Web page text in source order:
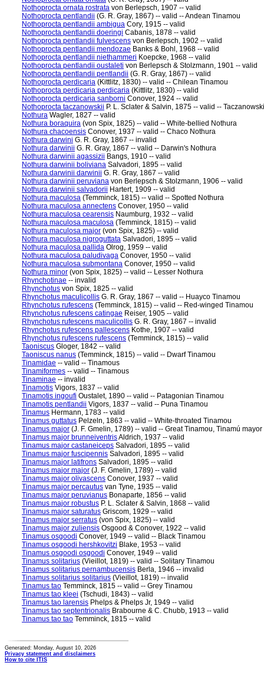
Nothoprocta ornata rostrata von Berlepsch, 1907 -- valid
Nothoprocta pentlandii (G. R. Gray, 1867) -- valid -- Andean Tinamou
Nothoprocta pentlandii ambigua Cory, 1915 -- valid
Nothoprocta pentlandii doeringi Cabanis, 1878 -- valid
Nothoprocta pentlandii fulvescens von Berlepsch, 1902 -- valid
Nothoprocta pentlandii mendozae Banks & Bohl, 1968 -- valid
Nothoprocta pentlandii niethammeri Koepcke, 1968 -- valid
Nothoprocta pentlandii oustaleti von Berlepsch & Stolzmann, 1901 -- valid
Nothoprocta pentlandii pentlandii (G. R. Gray, 1867) -- valid
Nothoprocta perdicaria (Kittlitz, 1830) -- valid -- Chilean Tinamou
Nothoprocta perdicaria perdicaria (Kittlitz, 1830) -- valid
Nothoprocta perdicaria sanborni Conover, 1924 -- valid
Nothoprocta taczanowskii P. L. Sclater & Salvin, 1875 -- valid --
Nothura Wagler, 1827 -- valid
Nothura boraquira (von Spix, 1825) -- valid -- White-bellied Nothura
Nothura chacoensis Conover, 1937 -- valid -- Chaco Nothura
Nothura darwini G. R. Gray, 1867 -- invalid
Nothura darwinii G. R. Gray, 1867 -- valid -- Darwin's Nothura
Nothura darwinii agassizii Bangs, 1910 -- valid
Nothura darwinii boliviana Salvadori, 1895 -- valid
Nothura darwinii darwinii G. R. Gray, 1867 -- valid
Nothura darwinii peruviana von Berlepsch & Stolzmann, 1906 -- valid
Nothura darwinii salvadorii Hartert, 1909 -- valid
Nothura maculosa (Temminck, 1815) -- valid -- Spotted Nothura
Nothura maculosa annectens Conover, 1950 -- valid
Nothura maculosa cearensis Naumburg, 1932 -- valid
Nothura maculosa maculosa (Temminck, 1815) -- valid
Nothura maculosa major (von Spix, 1825) -- valid
Nothura maculosa nigroguttata Salvadori, 1895 -- valid
Nothura maculosa pallida Olrog, 1959 -- valid
Nothura maculosa paludivaga Conover, 1950 -- valid
Nothura maculosa submontana Conover, 1950 -- valid
Nothura minor (von Spix, 1825) -- valid -- Lesser Nothura
Rhynchotinae -- invalid
Rhynchotus von Spix, 1825 -- valid
Rhynchotus maculicollis G. R. Gray, 1867 -- valid -- Huayco Tinamou
Rhynchotus rufescens (Temminck, 1815) -- valid -- Red-winged Tinamou
Rhynchotus rufescens catingae Reiser, 1905 -- valid
Rhynchotus rufescens maculicollis G. R. Gray, 1867 -- invalid
Rhynchotus rufescens pallescens Kothe, 1907 -- valid
Rhynchotus rufescens rufescens (Temminck, 1815) -- valid
Taoniscus Gloger, 1842 -- valid
Taoniscus nanus (Temminck, 1815) -- valid -- Dwarf Tinamou
Tinamidae -- valid -- Tinamous
Tinamiformes -- valid -- Tinamous
Tinaminae -- invalid
Tinamotis Vigors, 1837 -- valid
Tinamotis ingoufi Oustalet, 1890 -- valid -- Patagonian Tinamou
Tinamotis pentlandii Vigors, 1837 -- valid -- Puna Tinamou
Tinamus Hermann, 1783 -- valid
Tinamus guttatus Pelzeln, 1863 -- valid -- White-throated Tinamou
Tinamus major (J. F. Gmelin, 1789) -- valid -- Great Tinamou, Tinamú mayor
Tinamus major brunneiventrisAldrich, 1937 -- valid
Tinamus major castaneiceps Salvadori, 1895 -- valid
Tinamus major fuscipennis Salvadori, 1895 -- valid
Tinamus major latifrons Salvadori, 1895 -- valid
Tinamus major major (J. F. Gmelin, 1789) -- valid
Tinamus major olivascens Conover, 1937 -- valid
Tinamus major percautus van Tyne, 1935 -- valid
Tinamus major peruvianus Bonaparte, 1856 -- valid
Tinamus major robustus P. L. Sclater & Salvin, 1868 -- valid
Tinamus major saturatus Griscom, 1929 -- valid
Tinamus major serratus (von Spix, 1825) -- valid
Tinamus major zuliensis Osgood & Conover, 1922 -- valid
Tinamus osgoodi Conover, 1949 -- valid -- Black Tinamou
Tinamus osgoodi hershkovitzi Blake, 1953 -- valid
Tinamus osgoodi osgoodi Conover, 1949 -- valid
Tinamus solitarius (Vieillot, 1819) -- valid -- Solitary Tinamou
Tinamus solitarius pernambucensis Berla, 1946 -- invalid
Tinamus solitarius solitarius (Vieillot, 1819) -- invalid
Tinamus tao Temminck, 1815 -- valid -- Grey Tinamou
Tinamus tao kleei (Tschudi, 1843) -- valid
Tinamus tao larensis Phelps & Phelps Jr, 1949 -- valid
Tinamus tao septentrionalis Brabourne & C. Chubb, 1913 -- valid
Tinamus tao tao Temminck, 1815 -- valid
Generated: Monday, August 10, 2026
Privacy statement and disclaimers
How to cite ITIS